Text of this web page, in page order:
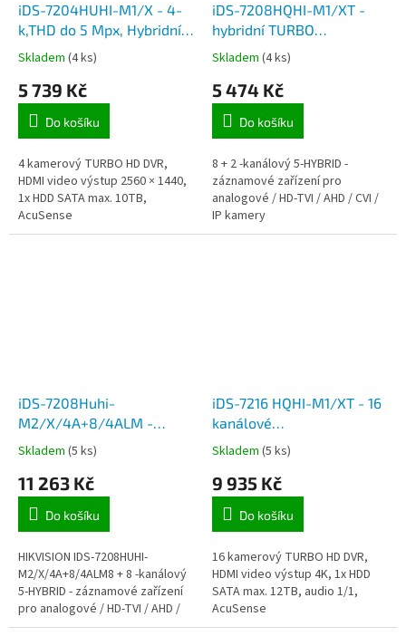
iDS-7204HUHI-M1/X - 4-
k,THD do 5 Mpx, Hybridní
režim IP+THD, Acusense,
H.265+, 1x HDD
Skladem (4 ks)
5 739 Kč
Do košíku
4 kamerový TURBO HD DVR,
HDMI video výstup 2560 × 1440,
1x HDD SATA max. 10TB,
AcuSense
iDS-7208HQHI-M1/XT -
hybridní TURBO
HD+analogový
8CH,podpora IP
Skladem (4 ks)
5 474 Kč
Do košíku
8 + 2 -kanálový 5-HYBRID -
záznamové zařízení pro
analogové / HD-TVI / AHD / CVI /
IP kamery
iDS-7208Huhi-
M2/X/4A+8/4ALM -
hybridní TURBO
HD+analogový
8CH,podpora IP
Skladem (5 ks)
11 263 Kč
Do košíku
HIKVISION IDS-7208HUHI-
M2/X/4A+8/4ALM8 + 8 -kanálový
5-HYBRID - záznamové zařízení
pro analogové / HD-TVI / AHD /
CVI / IP kameryPokročilé funkce:
iDS-7216 HQHI-M1/XT - 16
kanálové
TVI/CVBS/AHD/CVI +
podpora IP kanálů (8-24x
6Mpx)
Skladem (5 ks)
9 935 Kč
Do košíku
16 kamerový TURBO HD DVR,
HDMI video výstup 4K, 1x HDD
SATA max. 12TB, audio 1/1,
AcuSense